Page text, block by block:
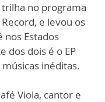
no programa
e levou os
Estados
dos dois é o EP
inéditas.
Viola, cantor e